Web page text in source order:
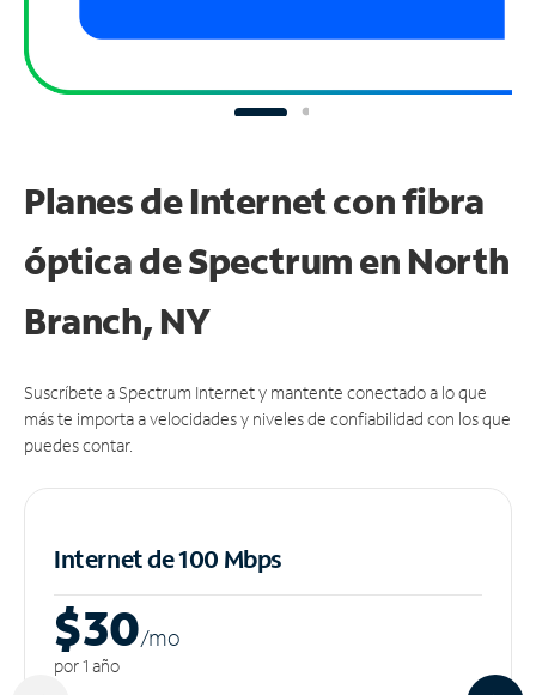
Planes de Internet con fibra
óptica de Spectrum en North
Branch, NY
Suscríbete a Spectrum Internet y mantente conectado a lo que
más te importa a velocidades y niveles de confiabilidad con los que
puedes contar.
Internet de 100 Mbps
$30/mo
por 1 año